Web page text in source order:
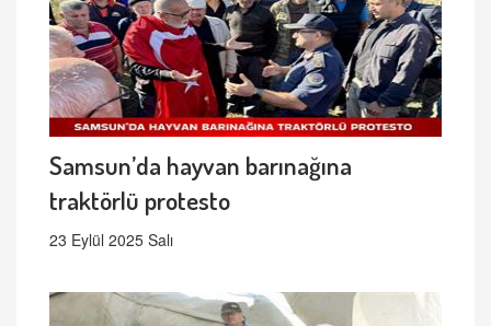
Samsun’da hayvan barınağına
traktörlü protesto
23 Eylül 2025 Salı